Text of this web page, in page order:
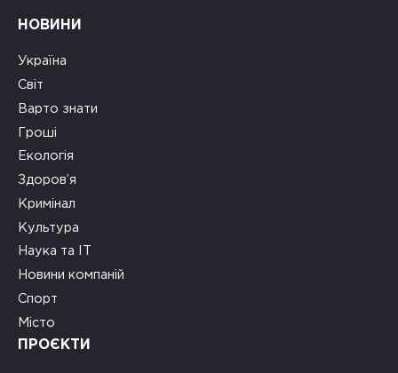
НОВИНИ
Україна
Світ
Варто знати
Гроші
Екологія
Здоров’я
Кримінал
Культура
Наука та ІТ
Новини компаній
Спорт
Місто
ПРОЄКТИ